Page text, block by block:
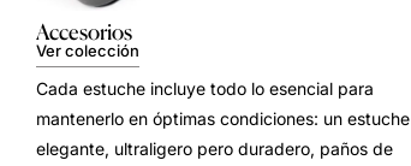
Accesorios
Ver colección
Cada estuche incluye todo lo esencial para
mantenerlo en óptimas condiciones: un estuche
elegante, ultraligero pero duradero, paños de